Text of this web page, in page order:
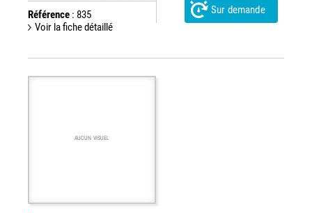
Référence : 835
Voir la fiche détaillé
Sur demande
AUCUN VISUEL